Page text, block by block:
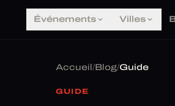
Événements Villes
Accueil /Blog/Guide
GUIDE